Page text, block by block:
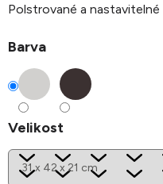
Polstrované a nastavitelné
Barva
Velikost